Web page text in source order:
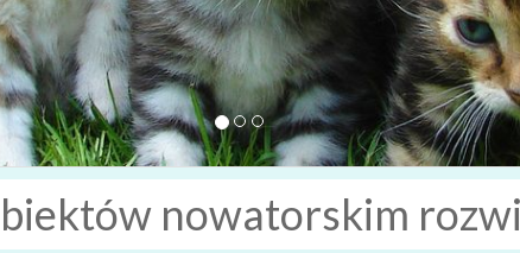
nowatorskim